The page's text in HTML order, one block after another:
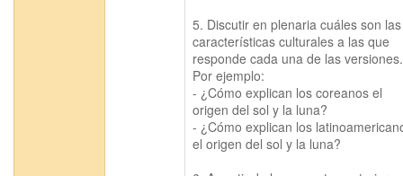
5. Discutir en plenaria cuáles son las
características culturales a las que
responde cada una de las versiones.
Por ejemplo:
- ¿Cómo explican los coreanos el
origen del sol y la luna?
- ¿Cómo explican los
el origen del sol y la luna?